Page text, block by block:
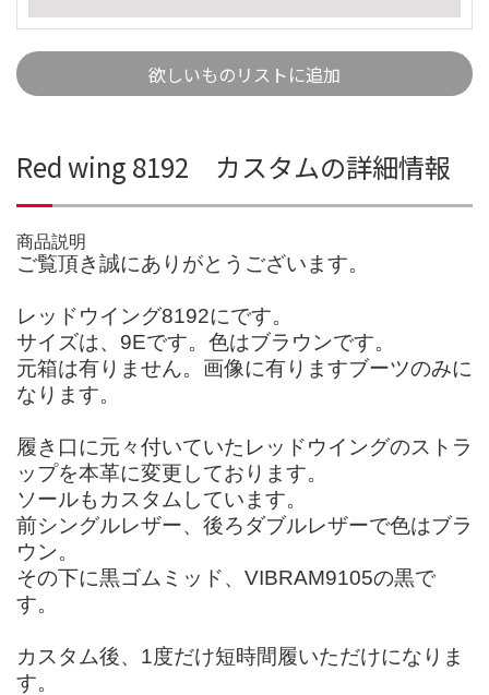
欲しいものリストに追加
Red wing 8192 カスタムの詳細情報
商品説明
ご覧頂き誠にありがとうございます。
レッドウイング8192にです。
サイズは、9Eです。色はブラウンです。
元箱は有りません。画像に有りますブーツのみに
なります。
履き口に元々付いていたレッドウイングのストラ
ップを本革に変更しております。
ソールもカスタムしています。
前シングルレザー、後ろダブルレザーで色はブラ
ウン。
その下に黒ゴムミッド、VIBRAM9105の黒で
す。
カスタム後、1度だけ短時間履いただけになりま
す。